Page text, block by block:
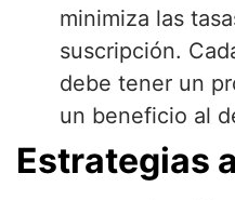
minimiza las
suscripción.
debe tener un
un beneficio al
Estrategias